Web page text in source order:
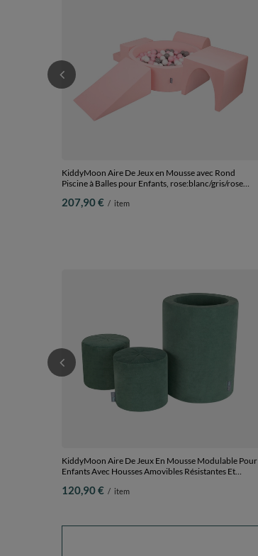
KiddyMoon Aire De Jeux en Mousse avec Rond
Piscine à Balles pour Enfants, rose:blanc/gris/rose
207,90 € / item
KiddyMoon Aire De Jeux En Mousse Modulable Pour
Enfants Avec Housses Amovibles Résistantes Et
vert forêt, Tonneau/Puf/Puf
120,90 € / item